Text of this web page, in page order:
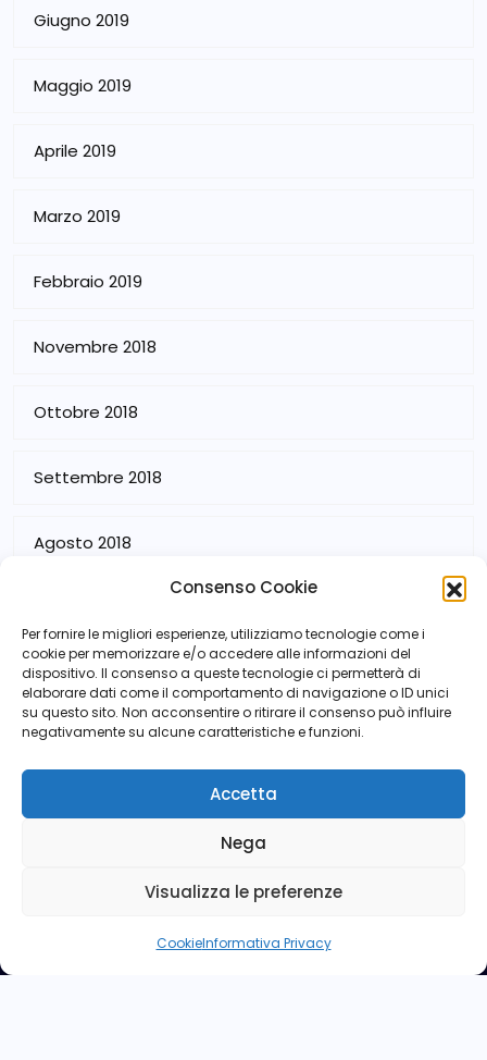
Consenso Cookie
Per fornire le migliori esperienze, utilizziamo tecnologie come i
cookie per memorizzare e/o accedere alle informazioni del
dispositivo. Il consenso a queste tecnologie ci permetterà di
elaborare dati come il comportamento di navigazione o ID unici
su questo sito. Non acconsentire o ritirare il consenso può influire
negativamente su alcune caratteristiche e funzioni.
Accetta
Nega
Visualizza le preferenze
CookieInformativa Privacy
Giugno 2019
Maggio 2019
Aprile 2019
Marzo 2019
Febbraio 2019
Novembre 2018
Ottobre 2018
Settembre 2018
Agosto 2018
Copyright © ANPd'I - Via Sforza n° 5 - 00184 Roma - Tel: